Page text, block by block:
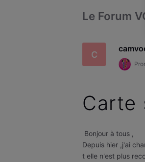
Le Forum
C
Carte
Bonjour à tous ,
Depuis hier ,j'ai
t elle n'est plus